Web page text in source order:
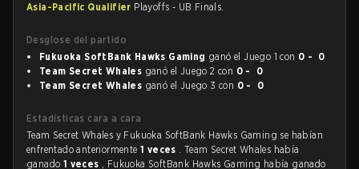
Asia-Pacific Qualifier Playoffs - UB Finals.
Desglose del partido
Fukuoka SoftBank Hawks Gaming ganó el Juego 1 con 0 - 0
Team Secret Whales ganó el Juego 2 con 0 - 0
Team Secret Whales ganó el Juego 3 con 0 - 0
Estadísticas cara a cara
Team Secret Whales y Fukuoka SoftBank Hawks Gaming se habían
enfrentado anteriormente 1 veces . Team Secret Whales había
ganado 1 veces , Fukuoka SoftBank Hawks Gaming había ganado